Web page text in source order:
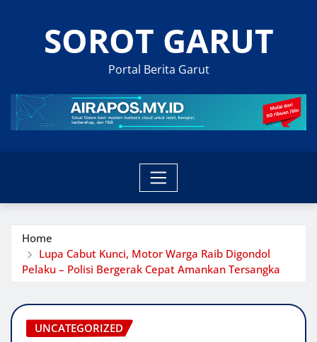
SOROT GARUT
Portal Berita Garut
Home
Lupa Cabut Kunci, Motor Warga Raib Digondol
Pelaku – Polisi Bergerak Cepat Amankan Tersangka
UNCATEGORIZED